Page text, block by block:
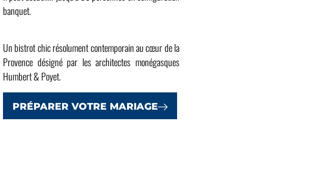
banquet.
Un bistrot chic résolument contemporain au cœur de la
Provence désigné par les architectes monégasques
Humbert & Poyet.
PRÉPARER VOTRE MARIAGE